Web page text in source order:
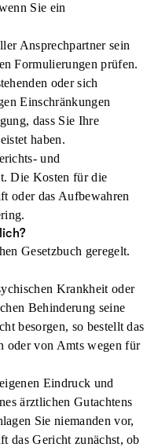
Sie ein
Ansprechpartner sein
Formulierungen prüfen.
oder sich
Einschränkungen
dass Sie Ihre
haben.
und
Die Kosten für die
oder das Aufbewahren
Gesetzbuch geregelt.
Krankheit oder
Behinderung seine
besorgen, so bestellt das
oder von Amts wegen für
Eindruck und
ärztlichen Gutachtens
Sie niemanden vor,
das Gericht zunächst, ob